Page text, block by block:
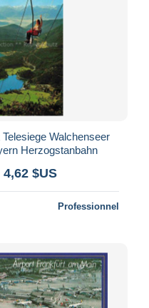
Walchenseer
Herzogstanbahn
4,62 $US
Professionnel